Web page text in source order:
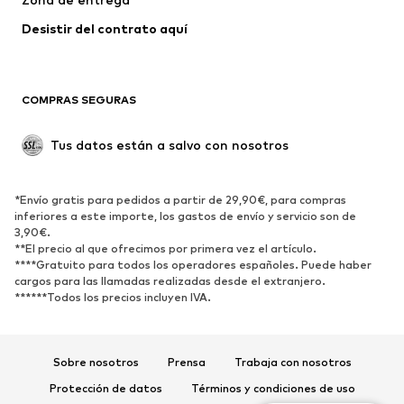
Abrigos
Tallas grandes
Reciclado
ZAPATOS
Nuevo
Zapatillas de deporte
Botines
Zapatos de tacón y plataforma Botas
Zapatillas de casa
Exclusivo
Desistir del contrato aquí
COMPRAS SEGURAS
Tus datos están a salvo con nosotros
*Envío gratis para pedidos a partir de 29,90€, para compras
inferiores a este importe, los gastos de envío y servicio son de
3,90€.
**El precio al que ofrecimos por primera vez el artículo.
****Gratuito para todos los operadores españoles. Puede haber
cargos para las llamadas realizadas desde el extranjero.
******Todos los precios incluyen IVA.
Sobre nosotros Prensa
Trabaja con nosotros
Protección de datos
Términos y condiciones de uso